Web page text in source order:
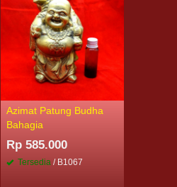
Azimat Patung Budha
Bahagia
Rp 585.000
Tersedia / B1067